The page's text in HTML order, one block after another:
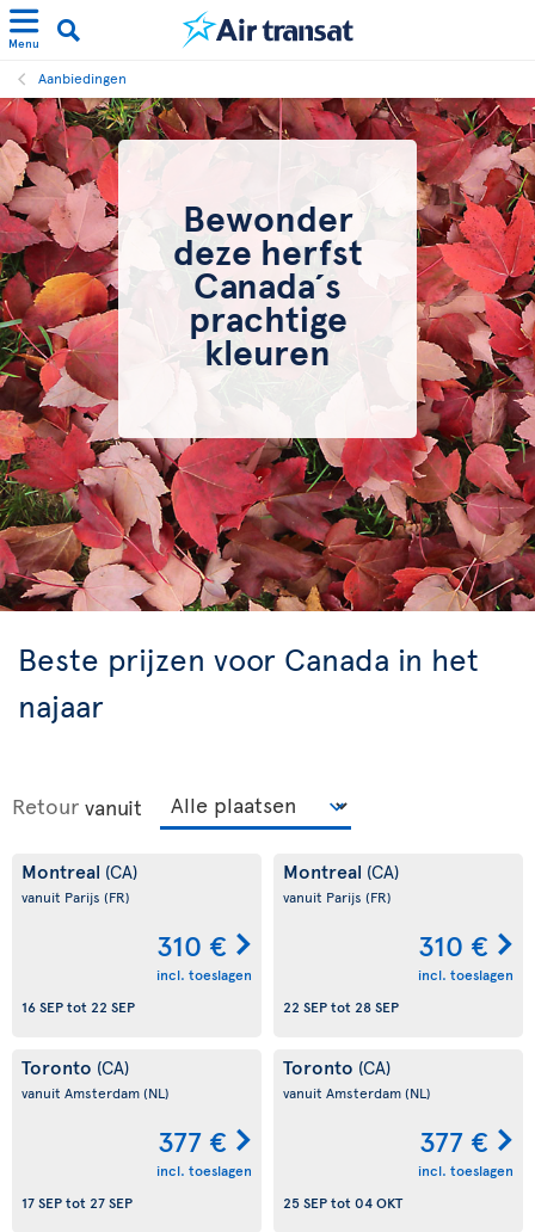
Menu
Aanbiedingen
Bewonder
deze herfst
Canada´s
prachtige
kleuren
Beste prijzen voor Canada in het
najaar
Retour vanuit
Montreal (CA)
vanuit Parijs (FR)
310 €
incl. toeslagen
16 SEPtot 22 SEP
Montreal (CA)
vanuit Parijs (FR)
310 €
incl. toeslagen
22 SEPtot 28 SEP
Toronto (CA)
vanuit Amsterdam(NL)
377 €
incl. toeslagen
17 SEPtot 27 SEP
Toronto (CA)
vanuit Amsterdam(NL)
377 €
incl. toeslagen
25 SEPtot 04 OKT